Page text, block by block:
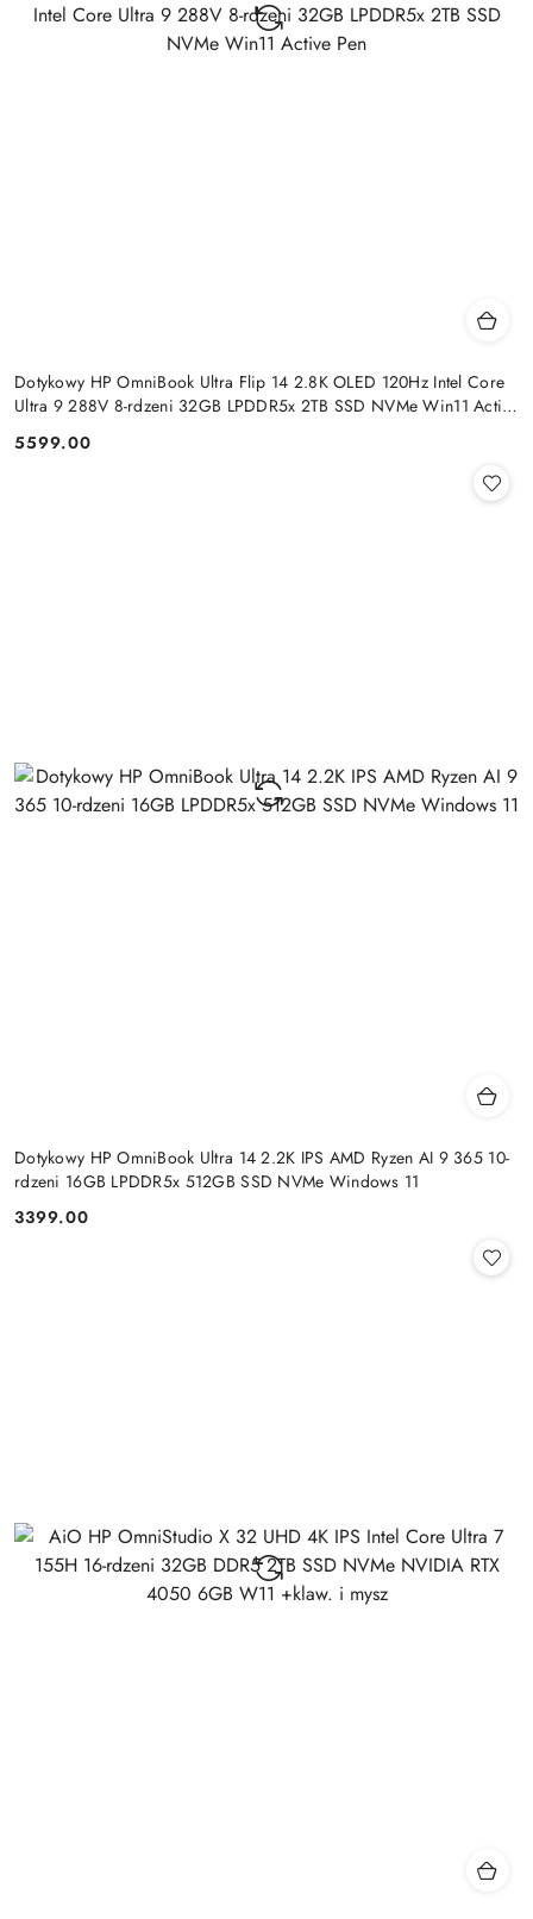
Dotykowy HP OmniBook Ultra Flip 14 2.8K OLED 120Hz Intel Core
Ultra 9 288V 8-rdzeni 32GB LPDDR5x 2TB SSD NVMe Win11 Active
Cena:
5599.00
Dotykowy HP OmniBook Ultra 14 2.2K IPS AMD Ryzen AI 9 365 10-
rdzeni 16GB LPDDR5x 512GB SSD NVMe Windows 11
Cena:
3399.00